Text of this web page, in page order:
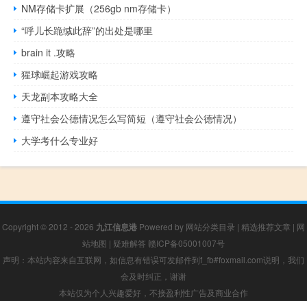
NM存储卡扩展（256gb nm存储卡）
“呼儿长跪缄此辞”的出处是哪里
brain it .攻略
猩球崛起游戏攻略
天龙副本攻略大全
遵守社会公德情况怎么写简短（遵守社会公德情况）
大学考什么专业好
Copyright © 2012 - 2026 九江信息港 Powered by 网站分类目录 | 精选推荐文章 | 网
站地图 | 疑难解答 赣ICP备05001007号
声明：本站内容来自互联网，如信息有错误可发邮件到f_fb#foxmail.com说明，我们
会及时纠正，谢谢
本站仅为个人兴趣爱好，不接盈利性广告及商业合作